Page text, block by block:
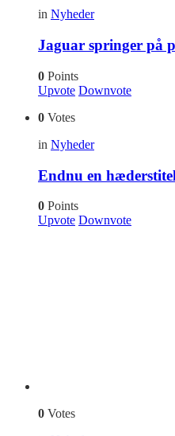
in Nyheder
Jaguar springer på
0 Points
Upvote Downvote
0 Votes
in Nyheder
Endnu en
0 Points
Upvote Downvote
0 Votes